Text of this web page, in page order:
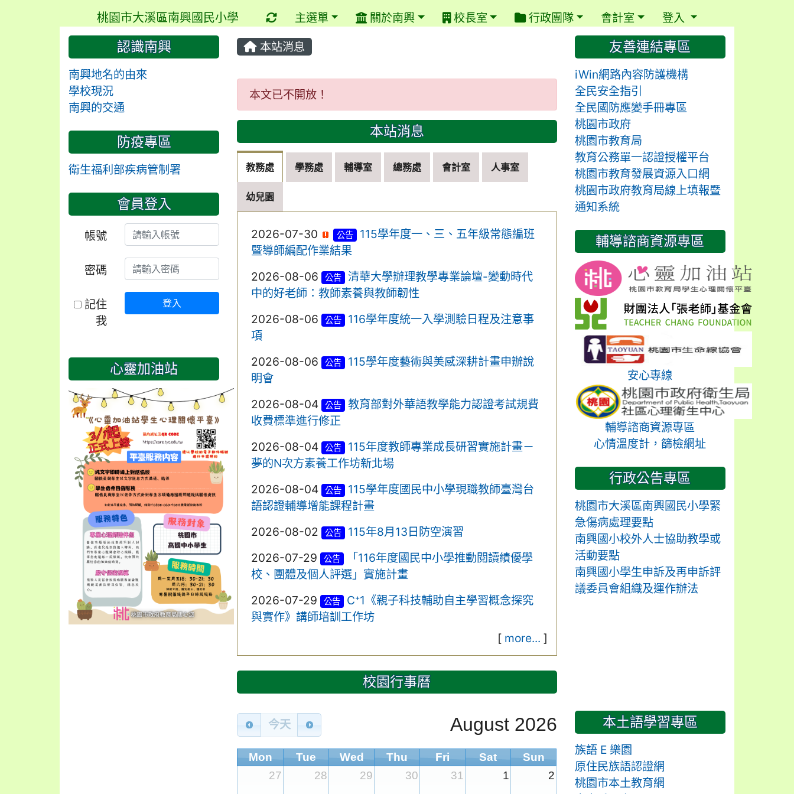
桃園市大溪區南興國民小學 重新取得佈景設定
主選單 關於南興 校長室 行政團隊 會計室 登入
本站消息
本文已不開放！
本文已不開放！
本站消息
教務處 學務處 輔導室 總務處 會計室 人事室
幼兒園
2026-07-30 公告
115學年度一、三、五年級常態編班
暨導師編配作業結果
2026-08-06 公告
清華大學辦理教學專業論壇-變動時代
中的好老師：教師素養與教師韌性
2026-08-06 公告
116學年度統一入學測驗日程及注意事
項
2026-08-06 公告
115學年度藝術與美感深耕計畫申辦說
明會
2026-08-04 公告
教育部對外華語教學能力認證考試規費
收費標準進行修正
2026-08-04 公告
115年度教師專業成長研習實施計畫－
夢的N次方素養工作坊新北場
2026-08-04 公告
115學年度國民中小學現職教師臺灣台
語認證輔導增能課程計畫
2026-08-02 公告
115年8月13日防空演習
2026-07-29 公告
「116年度國民中小學推動閱讀績優學
校、團體及個人評選」實施計畫
2026-07-29 公告
C⁺1《親子科技輔助自主學習概念探究
與實作》講師培訓工作坊
[ more... ]
校園行事曆
今天 August 2026
Mon Tue Wed Thu Fri Sat
Sun
27
28 29 30 31 1 2
認識南興
南興地名的由來
學校現況
南興的交通
防疫專區
衛生福利部疾病管制署
會員登入
帳號
密碼
記住
我
登入
心靈加油站
友善連結專區
iWin網路內容防護機構
全民安全指引
全民國防應變手冊專區
桃園市政府
桃園市教育局
教育公務單一認證授權平台
桃園市教育發展資源入口網
桃園市政府教育局線上填報暨
通知系統
輔導諮商資源專區
安心專線
輔導諮商資源專區
心情溫度計，篩檢網址
行政公告專區
桃園市大溪區南興國民小學緊
急傷病處理要點
南興國小校外人士協助教學或
活動要點
南興國小學生申訴及再申訴評
議委員會組織及運作辦法
本土語學習專區
族語 E 樂園
原住民族語認證網
桃園市本土教育網